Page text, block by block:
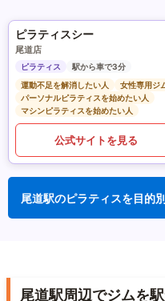
ピラティスシー
尾道店
ピラティス
駅から車で3分
運動不足を解消したい人
女性専用ジ
パーソナルピラティスを始めたい人
マシンピラティスを始めたい人
公式サイトを見る
尾道駅のピラティスを目的
尾道駅周辺でジムを